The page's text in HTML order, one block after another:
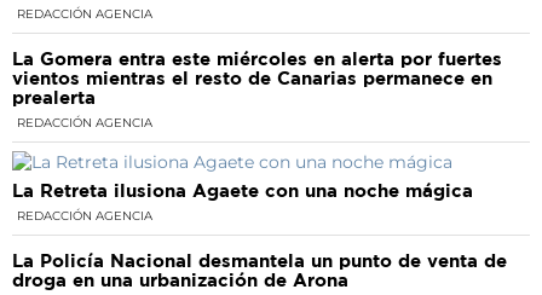
REDACCIÓN AGENCIA
La Gomera entra este miércoles en alerta por fuertes
vientos mientras el resto de Canarias permanece en
prealerta
REDACCIÓN AGENCIA
La Retreta ilusiona Agaete con una noche mágica
REDACCIÓN AGENCIA
La Policía Nacional desmantela un punto de venta de
droga en una urbanización de Arona